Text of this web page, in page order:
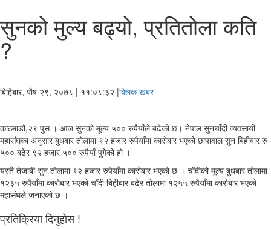
सुनको मुल्य बढ्यो, प्रतितोला कति
?
बिहिबार, पौष २९, २०७८ | ११:०८:३२ |क्लिक खबर
काठमाडौं,२९ पुस । आज सुनको मूल्य ५०० रुपैयाँले बढेको छ। नेपाल सुनचाँदी व्यवसायी
महासंघका अनुसार बुधबार तोलामा ९२ हजार रुपैयाँमा कारोबार भएको छापावाल सुन बिहीबार रु
५०० बढेर ९२ हजार ५०० रुपैयाँ पुगेको हो ।
यस्तै तेजाबी सुन तोलामा ९२ हजार रुपैयाँमा कारोबार भएको छ । चाँदीको मूल्य बुधबार तोलामा
१२३५ रुपैयाँमा कारोबार भएको चाँदी बिहीबार बढेर तोलामा १२५५ रुपैयाँमा कारोबार भएको
महासंघले जनाएको छ ।
प्रतिक्रिया दिनुहोस !